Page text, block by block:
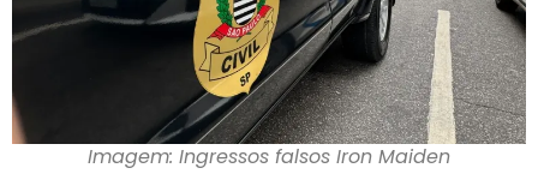
Imagem: Ingressos falsos Iron Maiden